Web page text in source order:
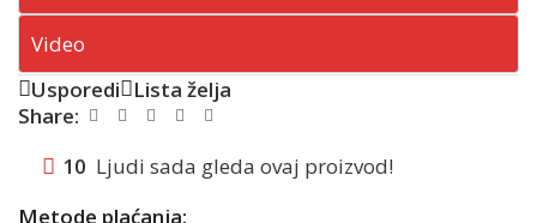
Video
Usporedi
Lista želja
Share:
10 Ljudi sada gleda ovaj proizvod!
Metode plaćanja: